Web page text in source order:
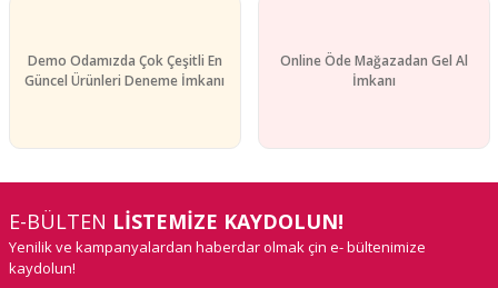
Demo Odamızda Çok Çeşitli En
Güncel Ürünleri Deneme İmkanı
Online Öde Mağazadan Gel Al
İmkanı
E-BÜLTEN LİSTEMİZE KAYDOLUN!
Yenilik ve kampanyalardan haberdar olmak çin e- bültenimize
kaydolun!